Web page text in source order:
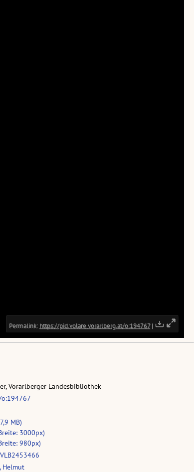
Vorarlberger Landesbibliothek
MB)
3000px)
980px)
Helmut